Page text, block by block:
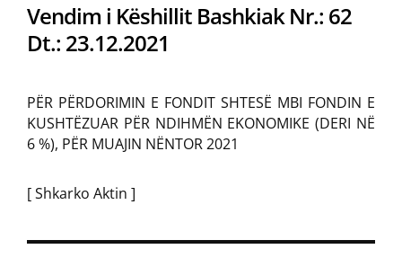
Vendim i Këshillit Bashkiak Nr.: 62
Dt.: 23.12.2021
PËR PËRDORIMIN E FONDIT SHTESË MBI FONDIN E
KUSHTËZUAR PËR NDIHMËN EKONOMIKE (DERI NË
6 %), PËR MUAJIN NËNTOR 2021
[ Shkarko Aktin ]